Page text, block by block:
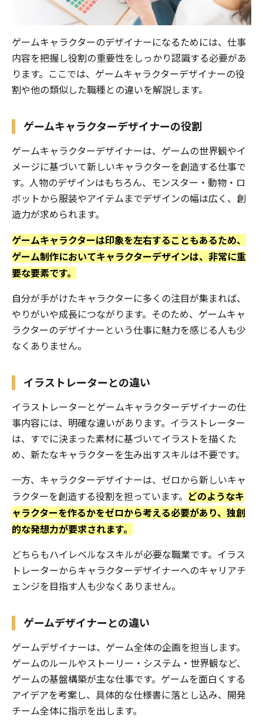
ゲームキャラクターのデザイナーになるためには、仕事
内容を把握し役割の重要性をしっかり認識する必要があ
ります。ここでは、ゲームキャラクターデザイナーの役
割や他の類似した職種との違いを解説します。
ゲームキャラクターデザイナーの役割
ゲームキャラクターデザイナーは、ゲームの世界観やイ
メージに基づいて新しいキャラクターを創造する仕事で
す。人物のデザインはもちろん、モンスター・動物・ロ
ボットから服装やアイテムまでデザインの幅は広く、創
造力が求められます。
ゲームキャラクターは印象を左右することもあるため、
ゲーム制作においてキャラクターデザインは、非常に重
要な要素です。
自分が手がけたキャラクターに多くの注目が集まれば、
やりがいや成長につながります。そのため、ゲームキャ
ラクターのデザイナーという仕事に魅力を感じる人も少
なくありません。
イラストレーターとの違い
イラストレーターとゲームキャラクターデザイナーの仕
事内容には、明確な違いがあります。イラストレーター
は、すでに決まった素材に基づいてイラストを描くた
め、新たなキャラクターを生み出すスキルは不要です。
一方、キャラクターデザイナーは、ゼロから新しいキャ
ラクターを創造する役割を担っています。 どのようなキ
ャラクターを作るかをゼロから考える必要があり、独創
的な発想力が要求されます。
どちらもハイレベルなスキルが必要な職業です。イラス
トレーターからキャラクターデザイナーへのキャリアチ
ェンジを目指す人も少なくありません。
ゲームデザイナーとの違い
ゲームデザイナーは、ゲーム全体の企画を担当します。
ゲームのルールやストーリー・システム・世界観など、
ゲームの基盤構築が主な仕事です。ゲームを面白くする
アイデアを考案し、具体的な仕様書に落とし込み、開発
チーム全体に指示を出します。